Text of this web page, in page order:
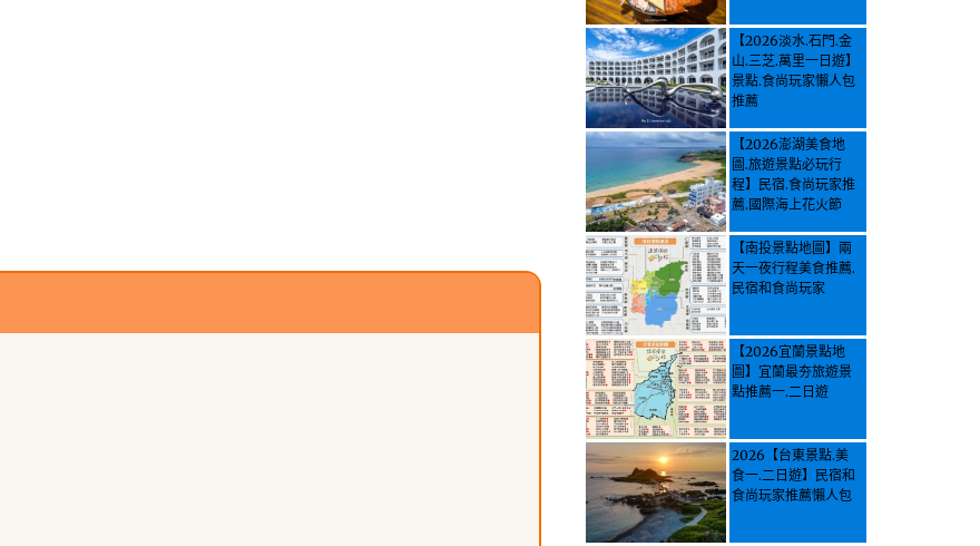
【2026淡水.石門.金
山.三芝.萬里一日遊】
景點.食尚玩家懶人包
推薦
【2026澎湖美食地
圖.旅遊景點必玩行
程】民宿.食尚玩家推
薦.國際海上花火節
【南投景點地圖】兩
天一夜行程美食推薦.
民宿和食尚玩家
【2026宜蘭景點地
圖】宜蘭最夯旅遊景
點推薦一.二日遊
2026【台東景點.美
食一.二日遊】民宿和
食尚玩家推薦懶人包